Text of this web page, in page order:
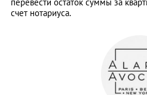
перевести остаток суммы за
счет нотариуса.